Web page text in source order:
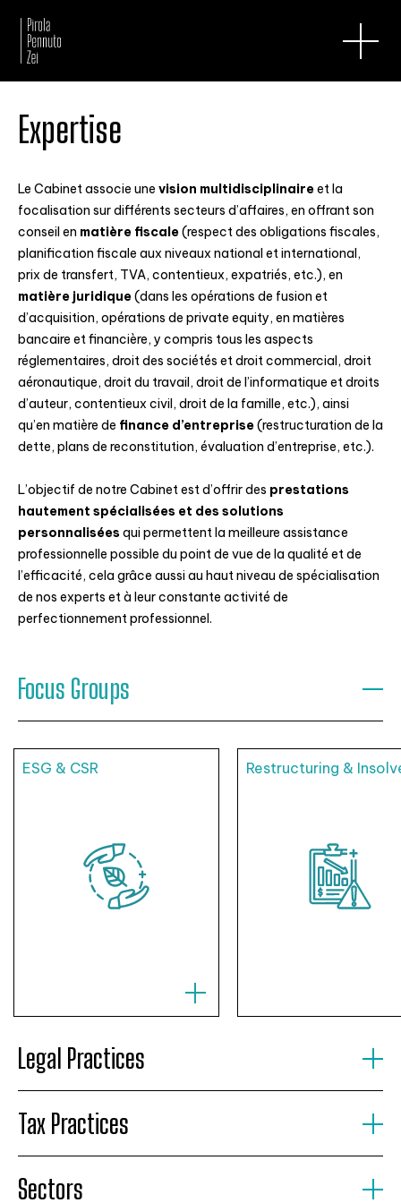
Expertise
Le Cabinet associe une vision multidisciplinaireet la
focalisation sur différents secteurs d’affaires, en offrant son
conseil en matière fiscale(respect des obligations fiscales,
planification fiscale aux niveaux national et international,
prix de transfert, TVA, contentieux, expatriés, etc.), en
matière juridique(dans les opérations de fusion et
d’acquisition, opérations de private equity, en matières
bancaire et financière, y compris tous les aspects
réglementaires, droit des sociétés et droit commercial, droit
aéronautique, droit du travail, droit de l’informatique et droits
d’auteur, contentieux civil, droit de la famille, etc.), ainsi
qu’en matière de finance d’entreprise(restructuration de la
dette, plans de reconstitution, évaluation d’entreprise, etc.).
L’objectif de notre Cabinet est d’offrir des prestations
hautement spécialisées et des solutions
personnalisées qui permettent la meilleure assistance
professionnelle possible du point de vue de la qualité et de
l’efficacité, cela grâce aussi au haut niveau de spécialisation
de nos experts et à leur constante activité de
perfectionnement professionnel.
Focus Groups
ESG & CSR Restructuring &
Legal Practices
Tax Practices
Sectors